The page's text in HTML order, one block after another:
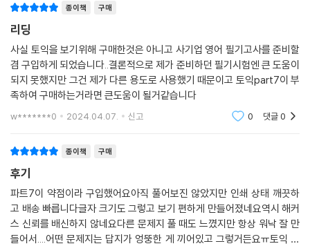
종이책 구매
리딩
사실 토익을 보기위해 구매한것은 아니고 사기업 영어 필기고사를 준비할
겸 구입하게 되었습니다..결론적으로 제가 준비하던 필기시험엔 큰 도움이
되지 못했지만 그건 제가 다른 용도로 사용했기 때문이고 토익part7이 부
족하여 구매하는거라면 큰도움이 될거같습니다
w*******0 2024.04.07. 신고 0 댓글0
종이책 구매
후기
파트7이 약점이라 구입했어요아직 풀어보진 않았지만 인쇄 상태 깨끗하
고 배송 빠릅니다글자 크기도 그렇고 보기 편하게 만들어졌네요역시 해커
스 신뢰를 배신하지 않네요다른 문제지 풀 때도 느꼈지만 항상 워낙 잘 만
들어서....어떤 문제지는 답지가 엉뚱한 게 끼어있고 그렇거든요ㅠ토익 볼